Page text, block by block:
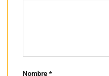
Nombre*